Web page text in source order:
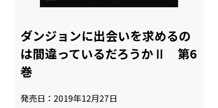
ダンジョンに出会いを求めるの
は間違っているだろうかⅡ 第6
巻
発売日： 2019年12月27日